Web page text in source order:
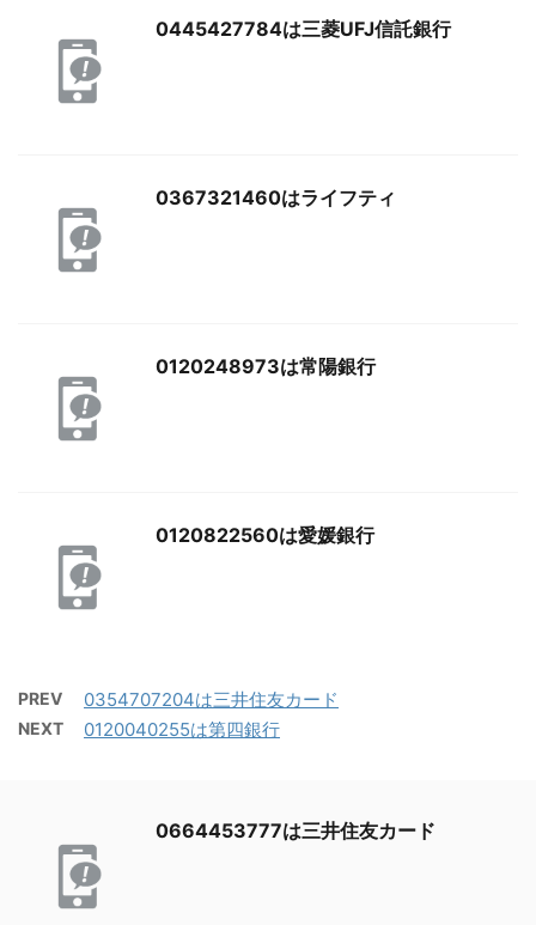
0445427784は三菱UFJ信託銀行
0367321460はライフティ
0120248973は常陽銀行
0120822560は愛媛銀行
PREV 0354707204は三井住友カード
NEXT 0120040255は第四銀行
0664453777は三井住友カード